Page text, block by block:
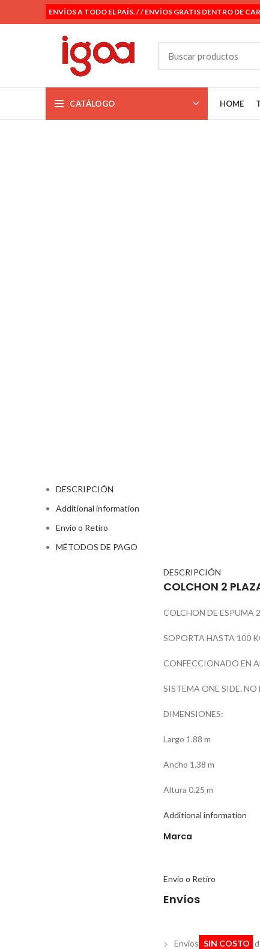
ENVÍOS A TODO EL PAÍS. / / ENVÍOS GRATIS DENTRO DE
CATÁLOGO HOME
DESCRIPCIÓN
Additional information
Envío o Retiro
MÉTODOS DE PAGO
DESCRIPCIÓN
COLCHON 2
COLCHON DE ESPUMA
SOPORTA HASTA 100
CONFECCIONADO EN
SISTEMA ONE SIDE. NO
DIMENSIONES:
Largo 1.88 m
Ancho 1.38 m
Altura 0.25 m
Additional information
Marca
Envío o Retiro
Envíos
Envíos SIN COSTO